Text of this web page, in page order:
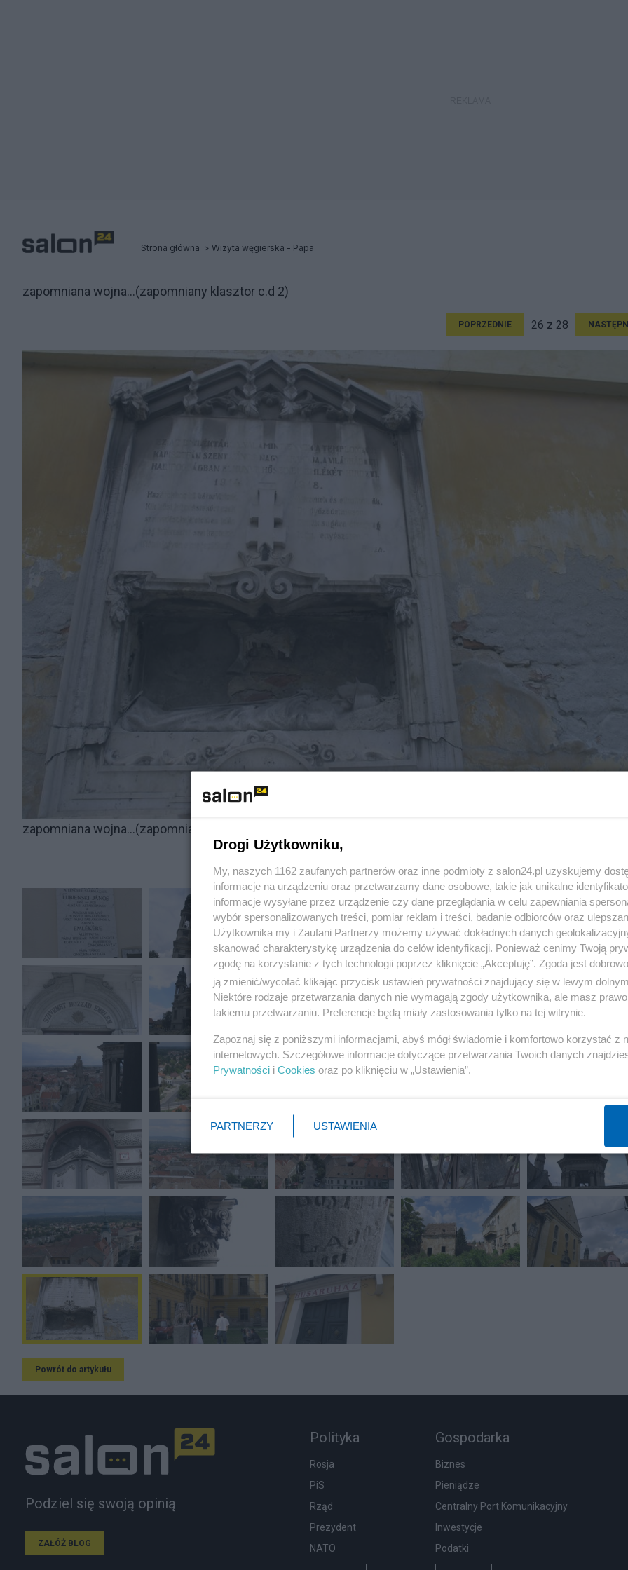
Strona główna Wizyta węgierska - Papa
zapomniana wojna...(zapomniany klasztor c.d 2)
POPRZEDNIE 26 z 28
zapomniana wojna...(zapomniany klasztor c.d 2)
Powrót do artykułu
Podziel się swoją opinią
ZAŁÓŻ BLOG
Polityka
Rosja
PiS
Rząd
Prezydent
NATO
Gospodarka
Biznes
Pieniądze
Centralny Port Komunikacyjny
Inwestycje
Podatki
Drogi Użytkowniku,
My, naszych 1162 zaufanych partnerów oraz inne podmioty z salon24.pl uzyskujemy
informacje na urządzeniu oraz przetwarzamy dane osobowe, takie jak unikalne
informacje wysyłane przez urządzenie czy dane przeglądania w celu zapewniania
wybór spersonalizowanych treści, pomiar reklam i treści, badanie odbiorców oraz
Użytkownika my i Zaufani Partnerzy możemy używać dokładnych danych
skanować charakterystykę urządzenia do celów identyfikacji. Ponieważ cenimy Twoją
zgodę na korzystanie z tych technologii poprzez kliknięcie „Akceptuję”. Zgoda jest
ją zmienić/wycofać klikając przycisk ustawień prywatności znajdujący się w lewym
Niektóre rodzaje przetwarzania danych nie wymagają zgody użytkownika, ale masz
takiemu przetwarzaniu. Preferencje będą miały zastosowania tylko na tej witrynie.
Zapoznaj się z poniższymi informacjami, abyś mógł świadomie i komfortowo korzystać z
internetowych. Szczegółowe informacje dotyczące przetwarzania Twoich danych
Prywatności i Cookies oraz po kliknięciu w „Ustawienia”.
PARTNERZY USTAWIENIA